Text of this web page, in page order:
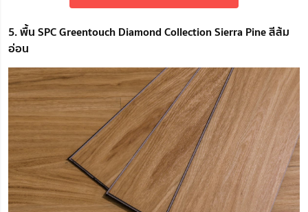
5. พื้น SPC Greentouch Diamond Collection Sierra Pine สีส้ม
อ่อน